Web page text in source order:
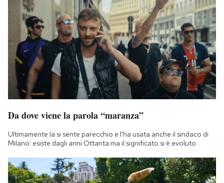
Da dove viene la parola “maranza”
Ultimamente la si sente parecchio e l'ha usata anche il sindaco di
Milano: esiste dagli anni Ottanta ma il significato si è evoluto